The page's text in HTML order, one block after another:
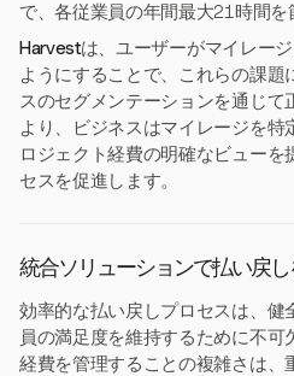
で、各従業員の年間最大21時間を
Harvestは、ユーザーがマイレー
ようにすることで、これらの課題
スのセグメンテーションを通じて
より、ビジネスはマイレージを
ロジェクト経費の明確なビューを
セスを促進します。
統合ソリューションで払い戻
効率的な払い戻しプロセスは、健
員の満足度を維持するために不
経費を管理することの複雑さは、